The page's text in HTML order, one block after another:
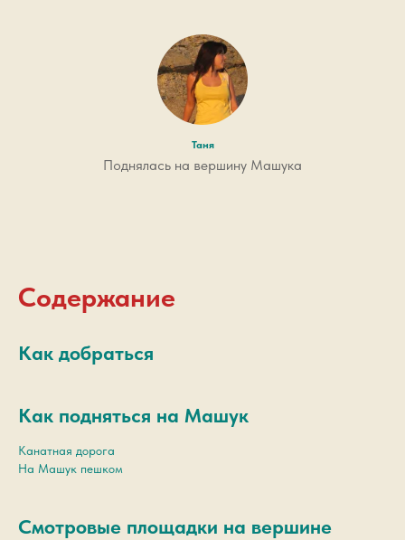
Таня
Поднялась на вершину Машука
Содержание
Как добраться
Как подняться на Машук
Канатная дорога
На Машук пешком
Смотровые площадки на вершине